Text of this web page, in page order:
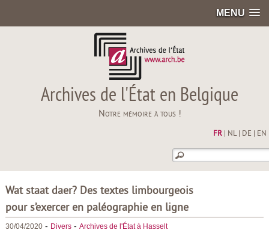
MENU
Archives de l'État en Belgique
Notre mémoire à tous !
FR| NL| DE EN
Wat staat daer? Des textes limbourgeois
pour s’exercer en paléographie en ligne
30/04/2020- Divers- Archives de l'État à Hasselt